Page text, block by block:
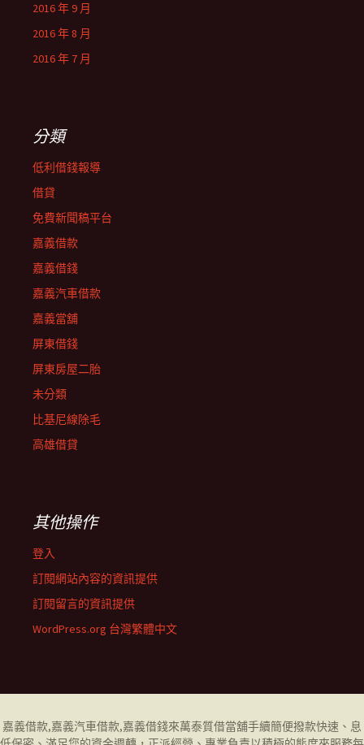
2016 年 9 月
2016 年 8 月
2016 年 7 月
分類
低利借錢報導
借貸
免費新聞稿平台
嘉義借款
嘉義借錢
嘉義汽車借款
嘉義當舖
屏東借錢
屏東房屋二胎
未分類
比基尼線除毛
高雄借貸
其他操作
登入
訂閱網站內容的資訊提供
訂閱留言的資訊提供
WordPress.org 台灣繁體中文
嘉義借款,嘉義汽車借款,嘉義借錢來萬泰質借當舖手續簡便撥款快速、息